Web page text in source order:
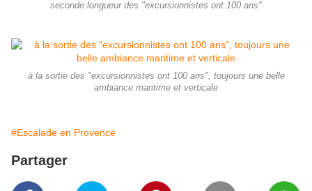
seconde longueur des "excursionnistes ont 100 ans"
à la sortie des "excursionnistes ont 100 ans", toujours une belle
ambiance maritime et verticale
#Escalade en Provence
Partager